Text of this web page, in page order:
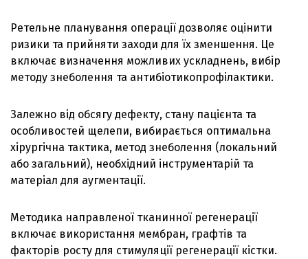
Ретельне планування операції дозволяє оцінити
ризики та прийняти заходи для їх зменшення. Це
включає визначення можливих ускладнень, вибір
методу знеболення та антибіотикопрофілактики.
Залежно від обсягу дефекту, стану пацієнта та
особливостей щелепи, вибирається оптимальна
хірургічна тактика, метод знеболення (локальний
або загальний), необхідний інструментарій та
матеріал для аугментації.
Методика направленої тканинної регенерації
включає використання мембран, графтів та
факторів росту для стимуляції регенерації кістки.